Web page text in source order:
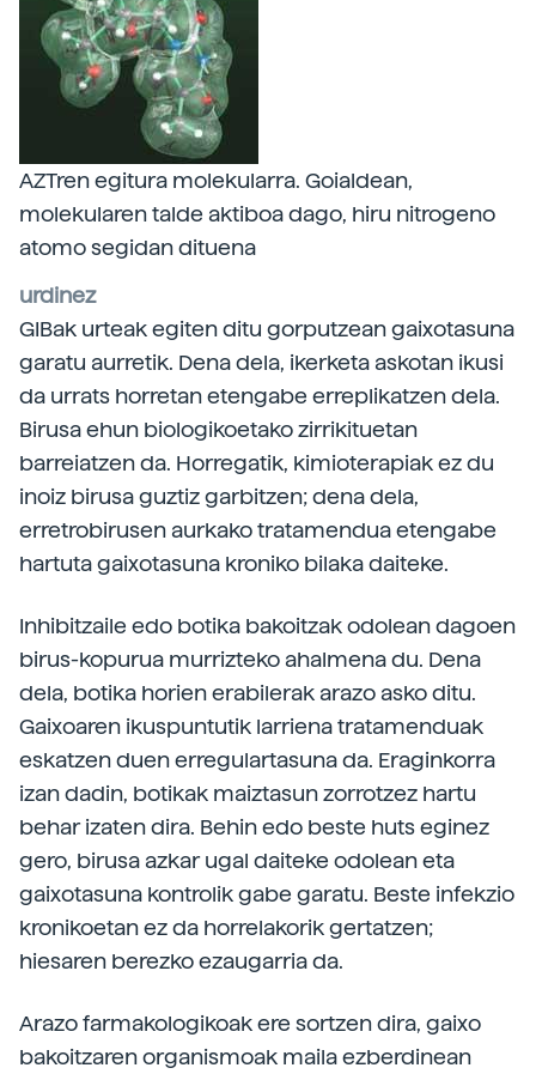
AZTren egitura molekularra. Goialdean,
molekularen talde aktiboa dago, hiru nitrogeno
atomo segidan dituena
urdinez
GIBak urteak egiten ditu gorputzean gaixotasuna
garatu aurretik. Dena dela, ikerketa askotan ikusi
da urrats horretan etengabe erreplikatzen dela.
Birusa ehun biologikoetako zirrikituetan
barreiatzen da. Horregatik, kimioterapiak ez du
inoiz birusa guztiz garbitzen; dena dela,
erretrobirusen aurkako tratamendua etengabe
hartuta gaixotasuna kroniko bilaka daiteke.
Inhibitzaile edo botika bakoitzak odolean dagoen
birus-kopurua murrizteko ahalmena du. Dena
dela, botika horien erabilerak arazo asko ditu.
Gaixoaren ikuspuntutik larriena tratamenduak
eskatzen duen erregulartasuna da. Eraginkorra
izan dadin, botikak maiztasun zorrotzez hartu
behar izaten dira. Behin edo beste huts eginez
gero, birusa azkar ugal daiteke odolean eta
gaixotasuna kontrolik gabe garatu. Beste infekzio
kronikoetan ez da horrelakorik gertatzen;
hiesaren berezko ezaugarria da.
Arazo farmakologikoak ere sortzen dira, gaixo
bakoitzaren organismoak maila ezberdinean